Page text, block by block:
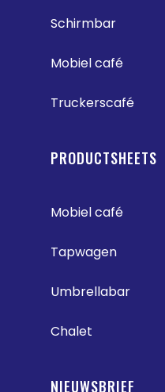
Schirmbar
Mobiel café
Truckerscafé
PRODUCTSHEETS
Mobiel café
Tapwagen
Umbrellabar
Chalet
NIEUWSBRIEF